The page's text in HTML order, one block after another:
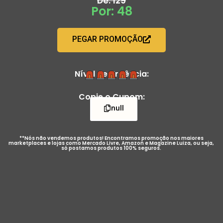
Por: 48
PEGAR PROMOÇÃO
Nível de Urgência:
Copie o Cupom:
null
**Nós não vendemos produtos! Encontramos promoção nos maiores
marketplaces e lojas como Mercado Livre, Amazon e Magazine Luiza, ou seja,
só postamos produtos 100% seguros.